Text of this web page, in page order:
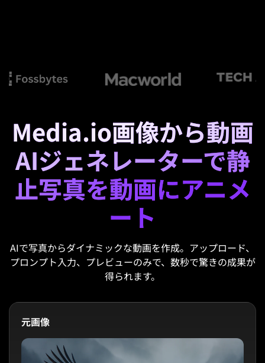
Media.io画像から動画
AIジェネレーターで静
止写真を動画にアニメ
ート
AIで写真からダイナミックな動画を作成。アップロード、
プロンプト入力、プレビューのみで、数秒で驚きの成果が
得られます。
元画像